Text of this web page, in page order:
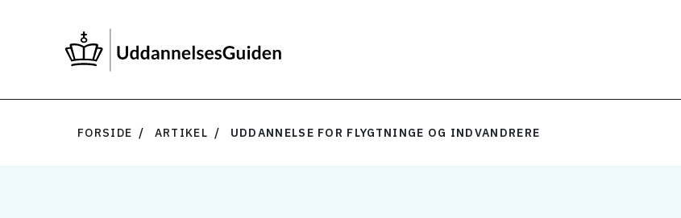
FORSIDE ARTIKEL UDDANNELSE FOR FLYGTNINGE OG INDVANDRERE